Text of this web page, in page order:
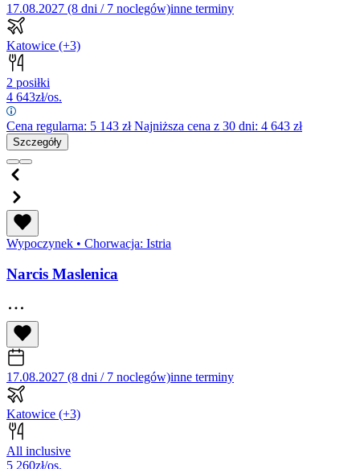
17.08.2027 (8 dni / 7 noclegów)inne terminy
Katowice (+3)
2 posiłki
4 643zł/os.
Cena regularna: 5 143 złNajniższa cena z 30 dni: 4 643 zł
Szczegóły
Wypoczynek • Chorwacja: Istria
Narcis Maslenica
17.08.2027 (8 dni / 7 noclegów)inne terminy
Katowice (+3)
All inclusive
5 260zł/os.